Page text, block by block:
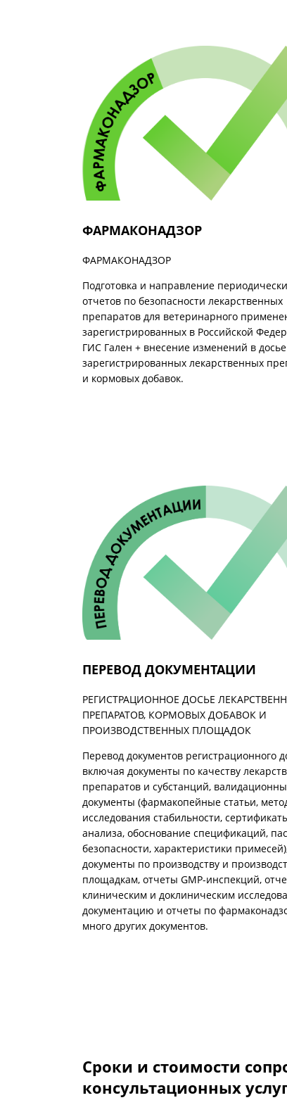
ФАРМАКОНАДЗОР
ФАРМАКОНАДЗОР
Подготовка и направление
отчетов по безопасности лекарственных
препаратов для ветеринарного
зарегистрированных в Российской
ГИС Гален + внесение изменений в досье
зарегистрированных лекарственных
и кормовых добавок.
ПЕРЕВОД ДОКУМЕНТАЦИИ
РЕГИСТРАЦИОННОЕ ДОСЬЕ
ПРЕПАРАТОВ, КОРМОВЫХ ДОБАВОК И
ПРОИЗВОДСТВЕННЫХ ПЛОЩАДОК
Перевод документов регистрационного
включая документы по качеству
препаратов и субстанций,
документы (фармакопейные статьи,
исследования стабильности,
анализа, обоснование спецификаций,
безопасности, характеристики
документы по производству и
площадкам, отчеты GMP-инспекций,
клиническим и доклиническим
документацию и отчеты по
много других документов.
Сроки и стоимости
консультационных